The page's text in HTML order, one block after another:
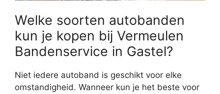
Welke soorten autobanden
kun je kopen bij Vermeulen
Bandenservice in Gastel?
Niet iedere autoband is geschikt voor elke
omstandigheid. Wanneer kun je het beste voor